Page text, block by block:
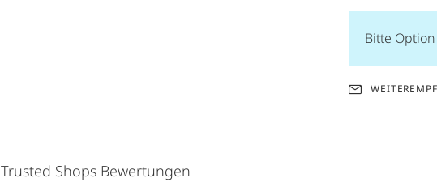
Bitte
Trusted Shops Bewertungen